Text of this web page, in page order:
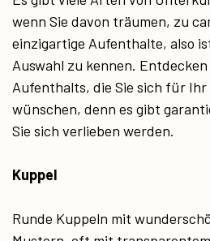
wenn Sie davon träumen, zu
einzigartige Aufenthalte, also
Auswahl zu kennen.
Aufenthalts, die Sie sich für
wünschen, denn es gibt
Sie sich verlieben werden.
Kuppel
Runde Kuppeln mit